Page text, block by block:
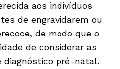
aos indivíduos
de engravidarem ou
de modo que o
de considerar as
diagnóstico pré-natal.